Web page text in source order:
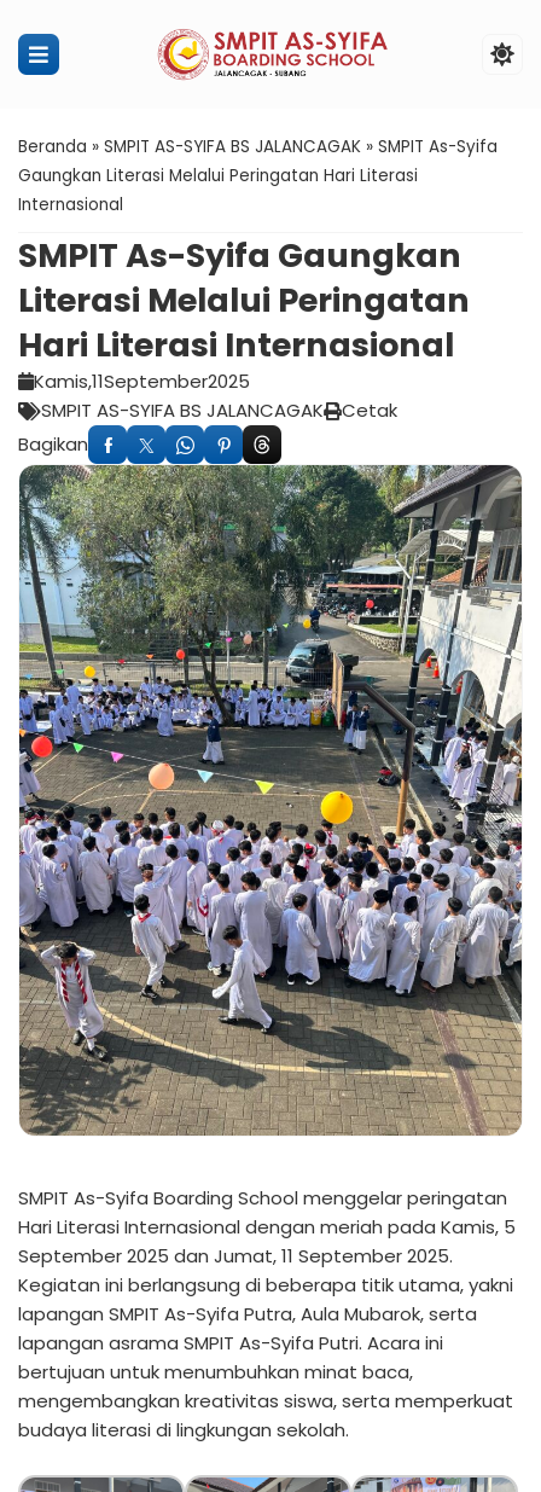
Penerimaan Murid Baru SMPIT
Beranda » SMPIT AS-SYIFA BS JALANCAGAK » SMPIT As-Syifa
Gaungkan Literasi Melalui Peringatan Hari Literasi
Internasional
SMPIT As-Syifa Gaungkan
Literasi Melalui Peringatan
Hari Literasi Internasional
Kamis,11September2025
SMPIT AS-SYIFA BS JALANCAGAK
Cetak
Bagikan
SMPIT As-Syifa Boarding School menggelar peringatan
Hari Literasi Internasional dengan meriah pada Kamis, 5
September 2025 dan Jumat, 11 September 2025.
Kegiatan ini berlangsung di beberapa titik utama, yakni
lapangan SMPIT As-Syifa Putra, Aula Mubarok, serta
lapangan asrama SMPIT As-Syifa Putri. Acara ini
bertujuan untuk menumbuhkan minat baca,
mengembangkan kreativitas siswa, serta memperkuat
budaya literasi di lingkungan sekolah.